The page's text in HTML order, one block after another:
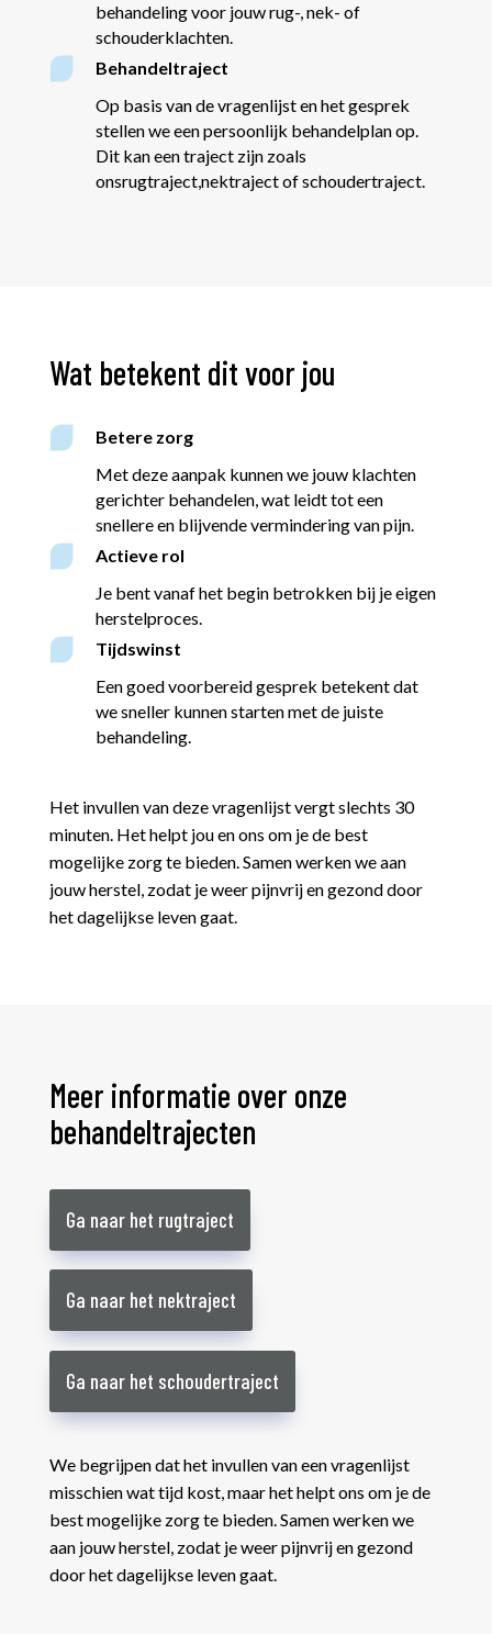
behandeling voor jouw rug-, nek- of
schouderklachten.
Behandeltraject
Op basis van de vragenlijst en het gesprek
stellen we een persoonlijk behandelplan op.
Dit kan een traject zijn zoals
onsrugtraject,nektrajectofschoudertraject.
Wat betekent dit voor jou
Betere zorg
Met deze aanpak kunnen we jouw klachten
gerichter behandelen, wat leidt tot een
snellere en blijvende vermindering van pijn.
Actieve rol
Je bent vanaf het begin betrokken bij je eigen
herstelproces.
Tijdswinst
Een goed voorbereid gesprek betekent dat
we sneller kunnen starten met de juiste
behandeling.
Het invullen van deze vragenlijst vergt slechts 30
minuten. Het helpt jou en ons om je de best
mogelijke zorg te bieden. Samen werken we aan
jouw herstel, zodat je weer pijnvrij en gezond door
het dagelijkse leven gaat.
Meer informatie over onze
behandeltrajecten
Ga naar het rugtraject
Ga naar het nektraject
Ga naar het schoudertraject
We begrijpen dat het invullen van een vragenlijst
misschien wat tijd kost, maar het helpt ons om je de
best mogelijke zorg te bieden. Samen werken we
aan jouw herstel, zodat je weer pijnvrij en gezond
door het dagelijkse leven gaat.